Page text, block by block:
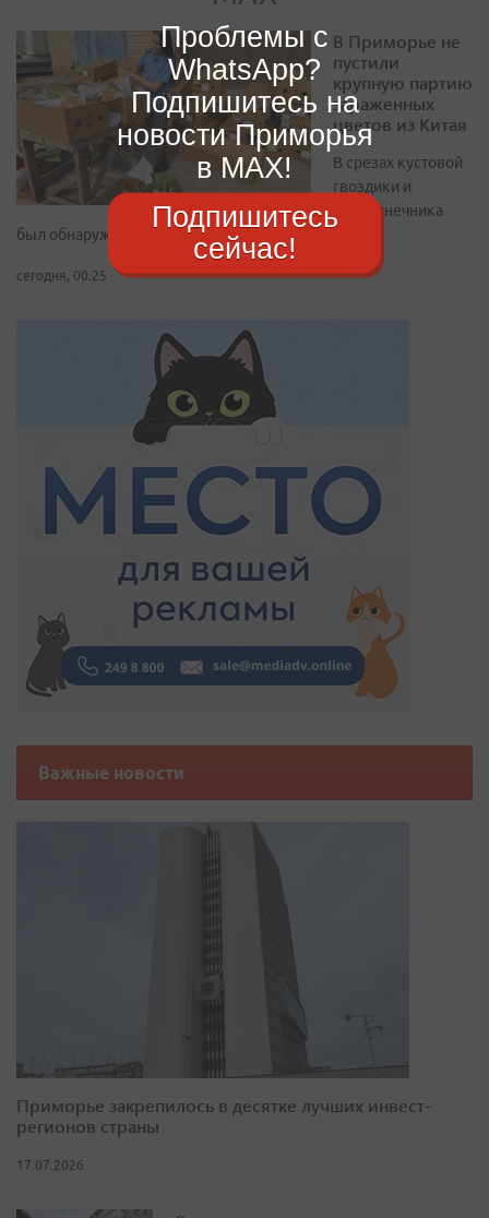
В Приморье не
пустили
крупную партию
зараженных
цветов из Китая
В срезах кустовой
гвоздики и
подсолнечника
был обнаружен западный цветочный трипс
сегодня, 00:25
Важные новости
Приморье закрепилось в десятке лучших инвест-
регионов страны
17.07.2026
Проблемы с
WhatsApp?
Подпишитесь на
новости Приморья
в MAX!
Подпишитесь
сейчас!